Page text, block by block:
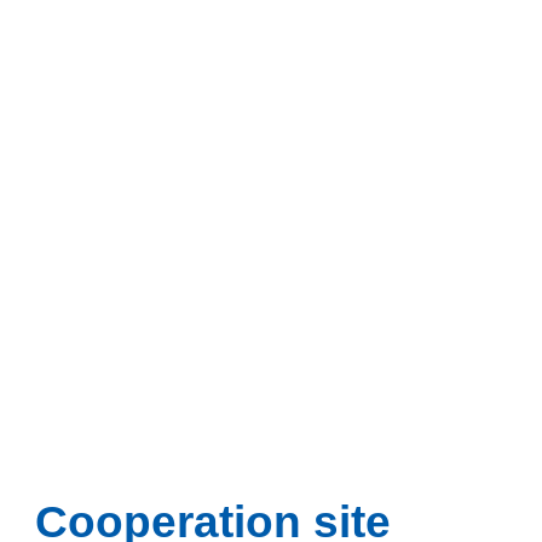
Cooperation site